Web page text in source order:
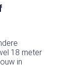
18 meter
in